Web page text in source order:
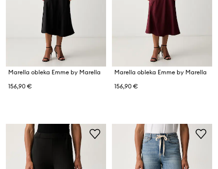
Marella obleka Emme by Marella
156,90 €
Marella obleka Emme by Marella
156,90 €